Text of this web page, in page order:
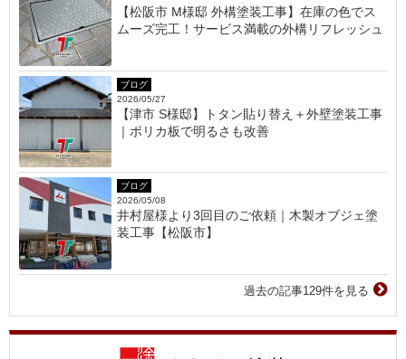
【松阪市 M様邸 外構塗装工事】在庫の色でス
ムーズ完工！サービス満載の外構リフレッシュ
ブログ
2026/05/27
【津市 S様邸】トタン貼り替え＋外壁塗装工事
｜ポリカ板で明るさも改善
ブログ
2026/05/08
井村屋様より3回目のご依頼｜木製オブジェ塗
装工事【松阪市】
過去の記事129件を見る